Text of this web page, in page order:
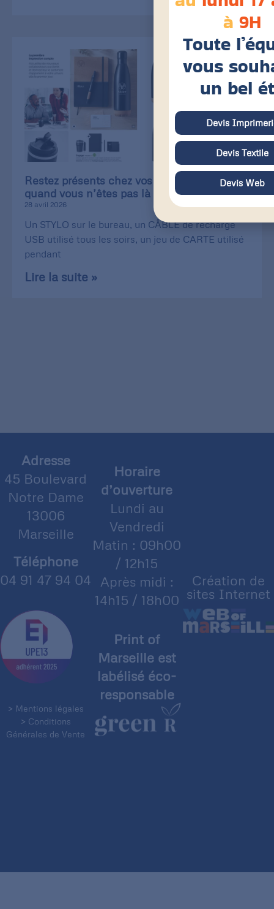
Restez présents chez vos clients, même
quand vous n’êtes pas là !
28 avril 2026
Un STYLO sur le bureau, un CÂBLE de recharge
USB utilisé tous les soirs, un jeu de CARTE utilisé
pendant
Lire la suite »
Adresse
45 Boulevard
Notre Dame
13006
Marseille
Téléphone
04 91 47 94 04
> Mentions légales
> Conditions
Générales de Vente
Horaire
d’ouverture
Lundi au
Vendredi
Matin : 09h00
/ 12h15
Après midi :
14h15 / 18h00
Print of
Marseille est
labélisé éco-
responsable
Création de
sites Internet
à 9H
Toute
vous
un bel
Devis
Devis Textile
Devis Web